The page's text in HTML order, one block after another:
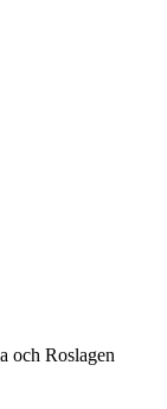
och Roslagen